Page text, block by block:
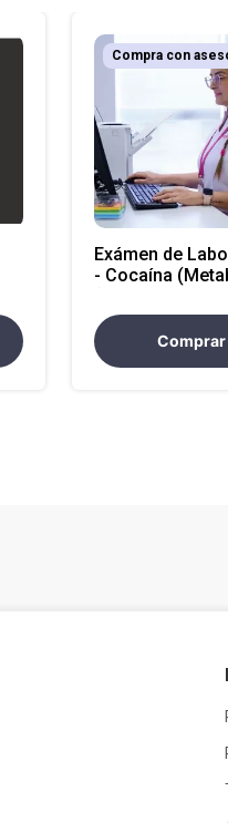
Exámen de
- Cocaína
Comprar
Compra con